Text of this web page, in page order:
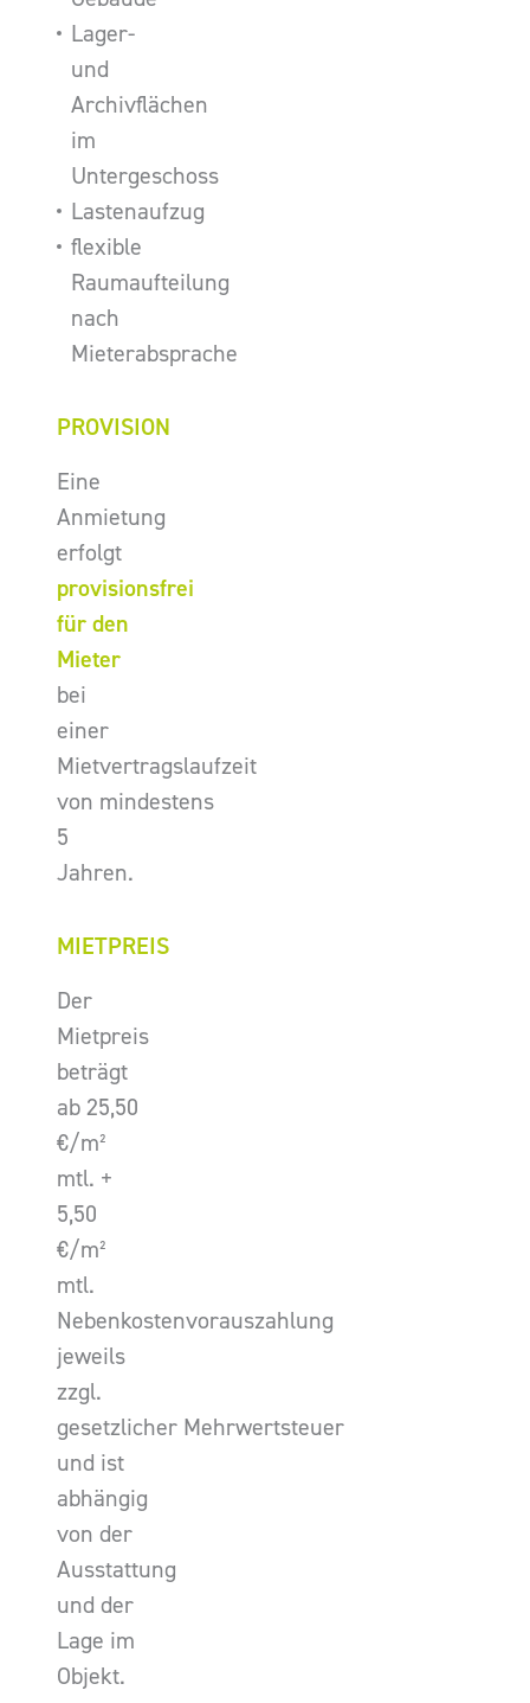
Lager-
und
Archivflächen
im
Untergeschoss
Lastenaufzug
flexible
Raumaufteilung
nach
Mieterabsprache
PROVISION
Eine
Anmietung
erfolgt
provisionsfrei
für den
Mieter
bei
einer
Mietvertragslaufzeit
von mindestens
5
Jahren.
MIETPREIS
Der
Mietpreis
beträgt
ab 25,50
€/m²
mtl. +
5,50
€/m²
mtl.
Nebenkostenvorauszahlung
jeweils
zzgl.
gesetzlicher Mehrwertsteuer
und ist
abhängig
von der
Ausstattung
und der
Lage im
Objekt.